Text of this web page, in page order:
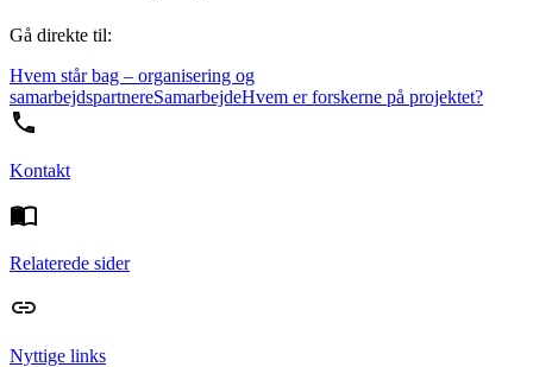
Gå direkte til:
Hvem står bag – organisering og
samarbejdspartnereSamarbejdeHvem er forskerne på projektet?
Kontakt
Relaterede sider
Nyttige links